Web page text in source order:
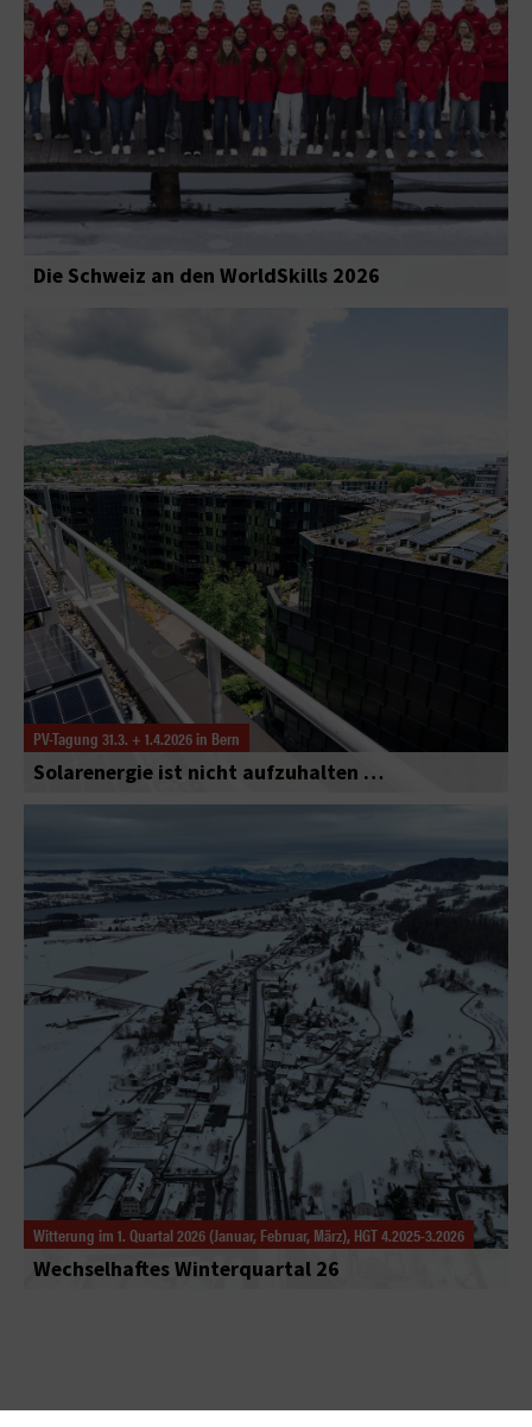
Die Schweiz an den WorldSkills 2026
PV-Tagung 31.3. + 1.4.2026 in Bern
Solarenergie ist nicht aufzuhalten …
Witterung im 1. Quartal 2026 (Januar, Februar, März), HGT 4.2025-3.2026
Wechselhaftes Winterquartal 26